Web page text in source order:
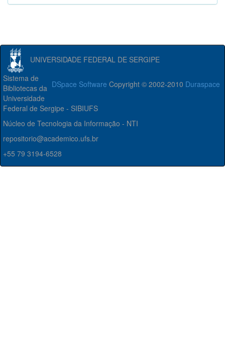
UNIVERSIDADE FEDERAL DE SERGIPE
DSpace Software Copyright © 2002-2010 Duraspace
Sistema de
Bibliotecas da
Universidade
Federal de Sergipe - SIBIUFS
Núcleo de Tecnologia da Informação - NTI
repositorio@academico.ufs.br
+55 79 3194-6528